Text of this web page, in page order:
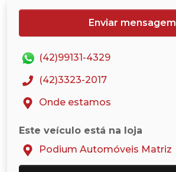
Enviar mensagem
(42)99131-4329
(42)3323-2017
Onde estamos
Este veículo está na loja
Podium Automóveis Matriz